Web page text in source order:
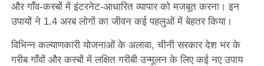
और गाँव-कस्बों में इंटरनेट-आधारित व्यापार को मजबूत करना। इन
उपायों ने 1.4 अरब लोगों का जीवन कई पहलुओं में बेहतर किया।
विभिन्न कल्याणकारी योजनाओं के अलावा, चीनी सरकार देश भर के
गरीब गाँवों और कस्बों में लक्षित गरीबी उन्मूलन के लिए कई नए उपाय